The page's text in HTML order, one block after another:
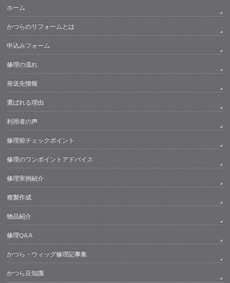
ホーム
かつらのリフォームとは
申込みフォーム
修理の流れ
発送先情報
選ばれる理由
利用者の声
修理前チェックポイント
修理のワンポイントアドバイス
修理実例紹介
複製作成
物品紹介
修理Q&A
かつら・ウィッグ修理記事集
かつら豆知識